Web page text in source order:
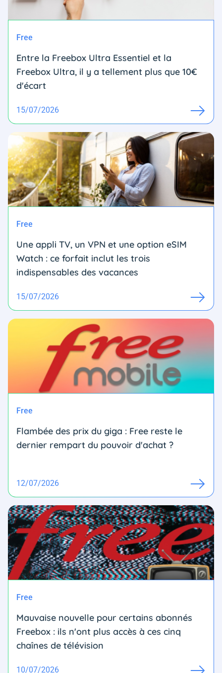
Free
Entre la Freebox Ultra Essentiel et la
Freebox Ultra, il y a tellement plus que 10€
d'écart
15/07/2026
Free
Une appli TV, un VPN et une option eSIM
Watch : ce forfait inclut les trois
indispensables des vacances
15/07/2026
Free
Flambée des prix du giga : Free reste le
dernier rempart du pouvoir d'achat ?
12/07/2026
Free
Mauvaise nouvelle pour certains abonnés
Freebox : ils n'ont plus accès à ces cinq
chaînes de télévision
10/07/2026